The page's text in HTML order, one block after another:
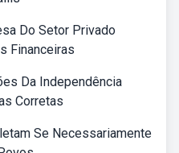
Do Setor Privado
Financeiras
Da Independência
Corretas
Se Necessariamente